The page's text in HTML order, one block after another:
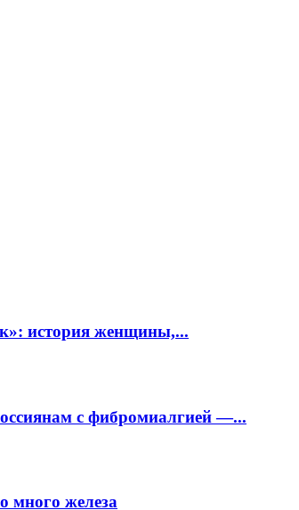
история женщины,...
с фибромиалгией —...
много железа